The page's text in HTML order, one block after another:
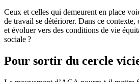
Ceux et celles qui demeurent en place
de travail se détériorer. Dans ce contexte,
et évoluer vers des conditions de vie
sociale ?
Pour sortir du cercle